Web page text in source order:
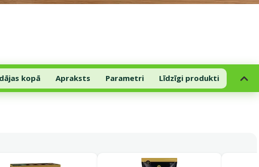
kopā Apraksts Parametri Līdzīgi produkti